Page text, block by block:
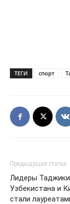
ТЕГИ спорт
Предыдущая статья
Лидеры
Узбекистана и
стали